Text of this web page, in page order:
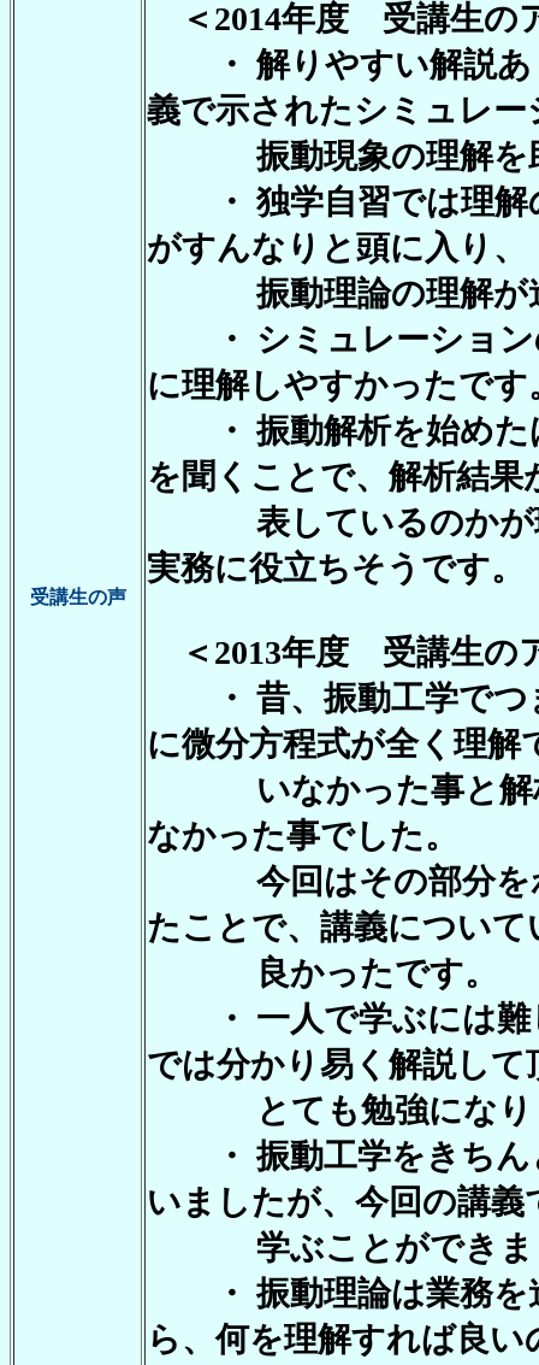
受講生の声
＜2014年度 受講生の
・ 解りやすい解説あ
義で示されたシミュレー
振動現象の理解を助
・ 独学自習では理解
がすんなりと頭に入り、
振動理論の理解が
・ シミュレーション
に理解しやすかったです
・ 振動解析を始めた
を聞くことで、解析結果
表しているのかが理
実務に役立ちそうです。
＜2013年度 受講生の
・ 昔、振動工学でつ
に微分方程式が全く理解
いなかった事と解析
なかった事でした。
今回はその部分をわ
たことで、講義につい
良かったです。
・ 一人で学ぶには難
では分かり易く解説して
とても勉強になり
・ 振動工学をきちん
いましたが、今回の講義
学ぶことができま
・ 振動理論は業務を
ら、何を理解すれば良い